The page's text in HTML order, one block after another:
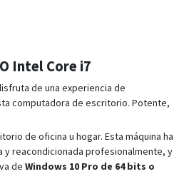
Intel Core i7
de una experiencia de
computadora de escritorio. Potente,
de oficina u hogar. Esta máquina ha
reacondicionada profesionalmente, y
de Windows 10 Pro de 64 bits o